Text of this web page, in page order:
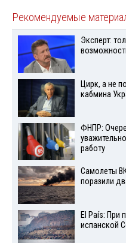
Рекомендуемые
Эксперт:
Цирк, а не
кабмина
ФНПР:
работу
Самолеты
поразили
El País: При
испанской